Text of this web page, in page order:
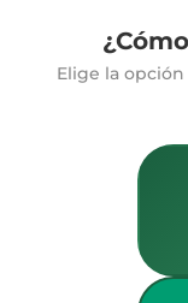
Elige la